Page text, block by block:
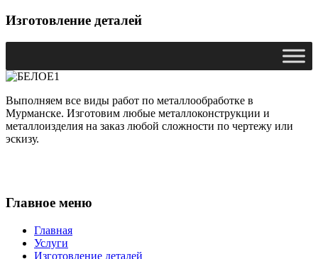
Изготовление деталей
Выполняем все виды работ по металлообработке в
Мурманске. Изготовим любые металлоконструкции и
металлоизделия на заказ любой сложности по чертежу или
эскизу.
Главное меню
Главная
Услуги
Изготовление деталей